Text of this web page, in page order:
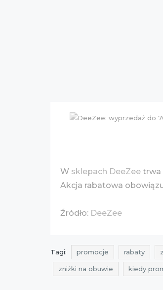
W sklepach DeeZee trwa
Akcja rabatowa
Źródło: DeeZee
Tagi: promocje rabaty
zniżki na obuwie kiedy